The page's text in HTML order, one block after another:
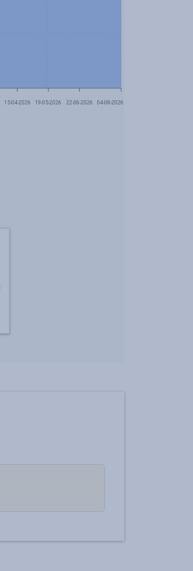
15-04-2026 19-05-2026 22-06-2026 04-08-2026